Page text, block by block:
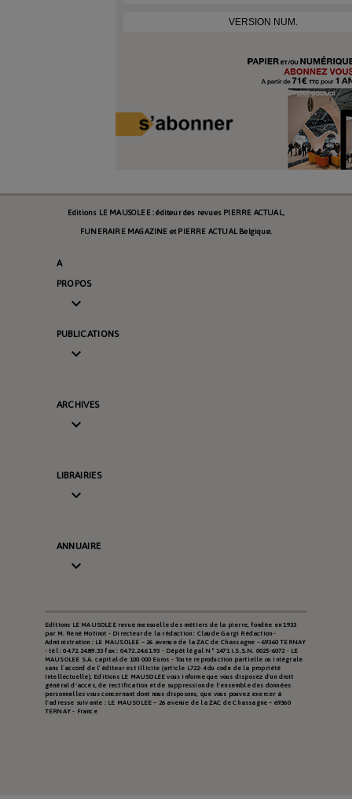
VERSION NUM.
Editions LE MAUSOLEE : éditeur des revues PIERRE ACTUAL,
FUNERAIRE MAGAZINE et PIERRE ACTUAL Belgique.
A
PROPOS

PUBLICATIONS

ARCHIVES

LIBRAIRIES

ANNUAIRE

Editions LE MAUSOLEE revue mensuelle des métiers de la pierre, fondée en 1933
par M. René Motinot - Directeur de la rédaction : Claude Gargi Rédaction -
Administration : LE MAUSOLEE – 26 avenue de la ZAC de Chassagne – 69360 TERNAY
- tél : 04.72.24.89.33 fax : 04.72.24.61.93 - Dépôt légal N° 1471 I.S.S.N. 0025-6072 - LE
MAUSOLEE S.A. capital de 100 000 Euros - Toute reproduction partielle ou intégrale
sans l’accord de l’éditeur est illicite (article L722-4 du code de la propriété
intellectuelle). Editions LE MAUSOLEE vous informe que vous disposez d'un droit
général d'accès, de rectification et de suppression de l'ensemble des données
personnelles vous concernant dont nous disposons, que vous pouvez exercer à
l'adresse suivante : LE MAUSOLEE – 26 avenue de la ZAC de Chassagne – 69360
TERNAY - France